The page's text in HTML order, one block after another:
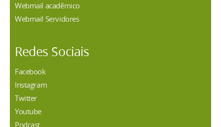
Webmail acadêmico
Webmail Servidores
Redes Sociais
Facebook
Instagram
Twitter
Youtube
Podcast